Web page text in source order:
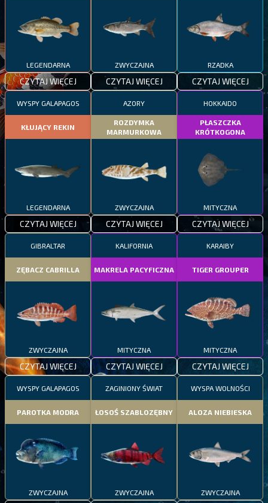
LEGENDARNA
CZYTAJ WIĘCEJ
ZWYCZAJNA
CZYTAJ WIĘCEJ
RZADKA
CZYTAJ WIĘCEJ
WYSPY GALAPAGOS
KŁUJĄCY REKIN
LEGENDARNA
CZYTAJ WIĘCEJ
AZORY
ROZDYMKA
MARMURKOWA
ZWYCZAJNA
CZYTAJ WIĘCEJ
HOKKAIDO
PŁASZCZKA
KRÓTKOGONA
MITYCZNA
CZYTAJ WIĘCEJ
GIBRALTAR
ZĘBACZ CABRILLA
ZWYCZAJNA
CZYTAJ WIĘCEJ
KALIFORNIA
MAKRELA PACYFICZNA
MITYCZNA
CZYTAJ WIĘCEJ
KARAIBY
TIGER GROUPER
MITYCZNA
CZYTAJ WIĘCEJ
WYSPY GALAPAGOS
PAROTKA MODRA
ZWYCZAJNA
ZAGINIONY ŚWIAT
ŁOSOŚ SZABLOZĘBNY
ZWYCZAJNA
WYSPA WOLNOŚCI
ALOZA NIEBIESKA
ZWYCZAJNA